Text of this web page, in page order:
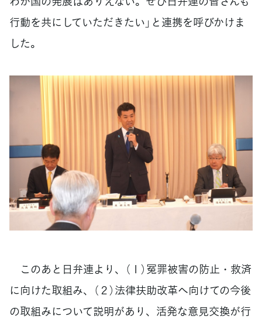
行動を共にしていただきたい」と連携を呼びかけま
した。
このあと日弁連より、（１）冤罪被害の防止・救済
に向けた取組み、（２）法律扶助改革へ向けての今後
の取組みについて説明があり、活発な意見交換が行